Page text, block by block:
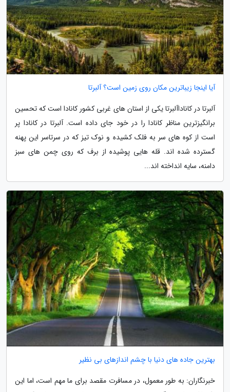
آیا اینجا زیباترین مکان روی زمین است؟ آلبرتا
آلبرتا در کاناداآلبرتا یکی از استان های غربی کشور کانادا است که تحسین
برانگیزترین مناظر کانادا را در خود جای داده است. آلبرتا در کانادا پر
است از کوه های سر به فلک کشیده و نوک تیز که در سرتاسر این پهنه
گسترده شده اند. قله هایی پوشیده از برف که روی چمن های سبز
دامنه، سایه انداخته اند...
بهترین جاده های دنیا با چشم اندازهای بی نظیر
خبرنگاران: به طور معمول، در مسافرت مقصد برای ما مهم است، اما این